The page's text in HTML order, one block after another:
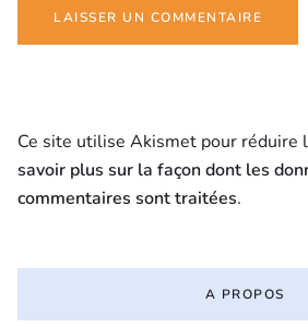
Ce site utilise Akismet pour réduire
savoir plus sur la façon dont les
commentaires sont traitées.
A PROPOS